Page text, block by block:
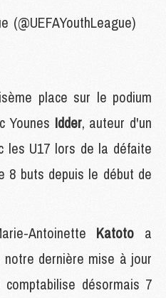
(@UEFAYouthLeague)
place sur le podium
Younes Idder, auteur d'un
les U17 lors de la défaite
8 buts depuis le début de
Antoinette Katoto a
dernière mise à jour
désormais 7